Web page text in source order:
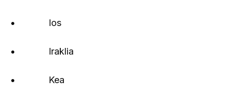
• Ios
• Iraklia
• Kea